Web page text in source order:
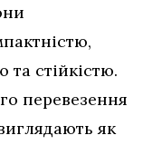
стійкістю.
перевезення
як